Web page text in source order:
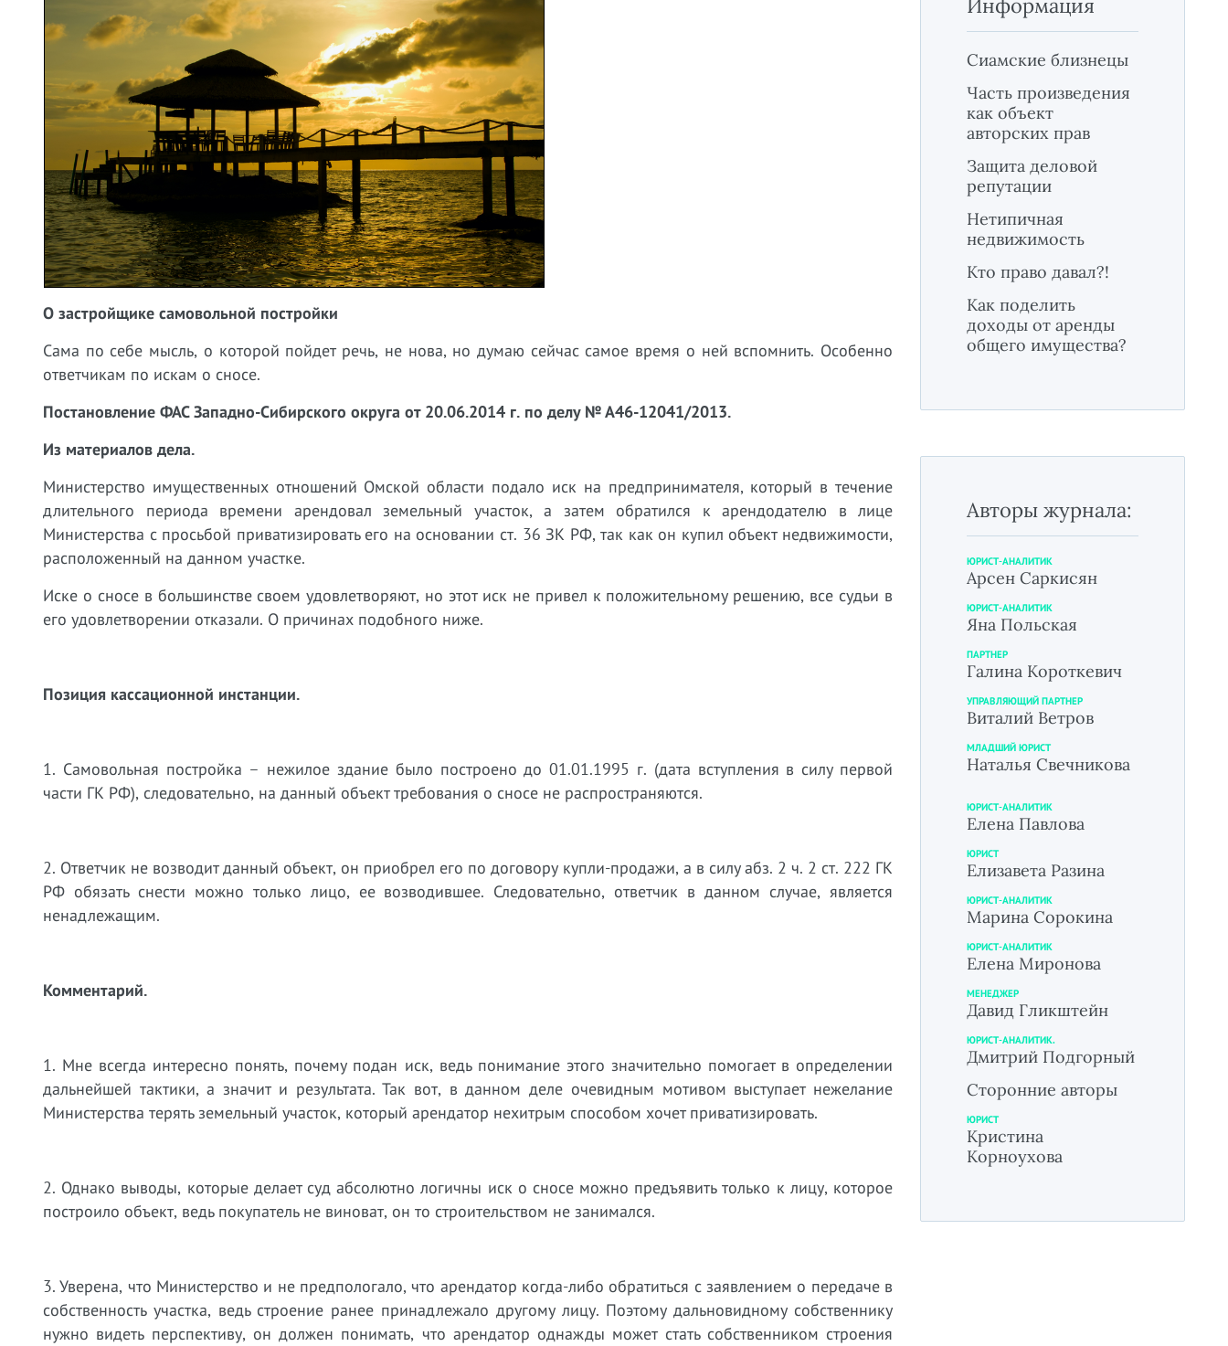
О застройщике самовольной постройки
Сама по себе мысль, о которой пойдет речь, не нова, но думаю сейчас самое время о ней вспомнить. Особенно
ответчикам по искам о сносе.
Постановление ФАС Западно-Сибирского округа от 20.06.2014 г. по делу № А46-12041/2013.
Из материалов дела.
Министерство имущественных отношений Омской области подало иск на предпринимателя, который в течение
длительного периода времени арендовал земельный участок, а затем обратился к арендодателю в лице
Министерства с просьбой приватизировать его на основании ст. 36 ЗК РФ, так как он купил объект недвижимости,
расположенный на данном участке.
Иске о сносе в большинстве своем удовлетворяют, но этот иск не привел к положительному решению, все судьи в
его удовлетворении отказали. О причинах подобного ниже.
Позиция кассационной инстанции.
1.​ Самовольная постройка – нежилое здание было построено до 01.01.1995 г. (дата вступления в силу первой
части ГК РФ), следовательно, на данный объект требования о сносе не распространяются.
2.​ Ответчик не возводит данный объект, он приобрел его по договору купли-продажи, а в силу абз. 2 ч. 2 ст. 222 ГК
РФ обязать снести можно только лицо, ее возводившее. Следовательно, ответчик в данном случае, является
ненадлежащим.
Комментарий.
1.​ Мне всегда интересно понять, почему подан иск, ведь понимание этого значительно помогает в определении
дальнейшей тактики, а значит и результата. Так вот, в данном деле очевидным мотивом выступает нежелание
Министерства терять земельный участок, который арендатор нехитрым способом хочет приватизировать.
2.​ Однако выводы, которые делает суд абсолютно логичны иск о сносе можно предъявить только к лицу, которое
построило объект, ведь покупатель не виноват, он то строительством не занимался.
3.​Уверена, что Министерство и не предпологало, что арендатор когда-либо обратиться с заявлением о передаче в
собственность участка, ведь строение ранее принадлежало другому лицу. Поэтому дальновидному собственнику
нужно видеть перспективу, он должен понимать, что арендатор однажды может стать собственником строения
Информация
Сиамские близнецы
Часть произведения
как объект
авторских прав
Защита деловой
репутации
Нетипичная
недвижимость
Кто право давал?!
Как поделить
доходы от аренды
общего имущества?
Авторы журнала:
ЮРИСТ-АНАЛИТИК
Арсен Саркисян
ЮРИСТ-АНАЛИТИК
Яна Польская
ПАРТНЕР
Галина Короткевич
УПРАВЛЯЮЩИЙ ПАРТНЕР
Виталий Ветров
МЛАДШИЙ ЮРИСТ
Наталья Свечникова
ЮРИСТ-АНАЛИТИК
Елена Павлова
ЮРИСТ
Елизавета Разина
ЮРИСТ-АНАЛИТИК
Марина Сорокина
ЮРИСТ-АНАЛИТИК
Елена Миронова
МЕНЕДЖЕР
Давид Гликштейн
ЮРИСТ-АНАЛИТИК.
Дмитрий Подгорный
Сторонние авторы
ЮРИСТ
Кристина
Корноухова